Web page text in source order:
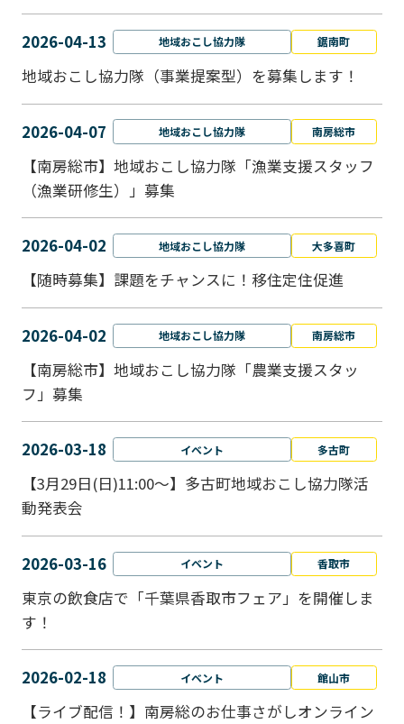
2026-04-13 地域おこし協力隊 鋸南町
地域おこし協力隊（事業提案型）を募集します！
2026-04-07 地域おこし協力隊 南房総市
【南房総市】地域おこし協力隊「漁業支援スタッフ
（漁業研修生）」募集
2026-04-02 地域おこし協力隊 大多喜町
【随時募集】課題をチャンスに！移住定住促進
2026-04-02 地域おこし協力隊 南房総市
【南房総市】地域おこし協力隊「農業支援スタッ
フ」募集
2026-03-18 イベント 多古町
【3月29日(日)11:00～】多古町地域おこし協力隊活
動発表会
2026-03-16 イベント 香取市
東京の飲食店で「千葉県香取市フェア」を開催しま
す！
2026-02-18 イベント 館山市
【ライブ配信！】南房総のお仕事さがしオンライン